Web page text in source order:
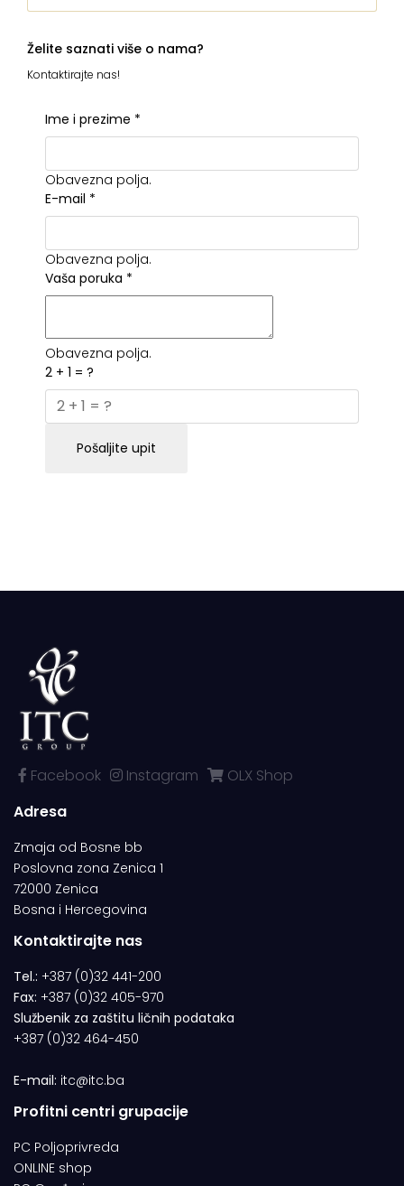
Želite saznati više o nama?
Kontaktirajte nas!
Ime i prezime *
Obavezna polja.
E-mail *
Obavezna polja.
Vaša poruka *
Obavezna polja.
2 + 1 = ?
Pošaljite upit
Facebook Instagram
OLX Shop
Adresa
Zmaja od Bosne bb
Poslovna zona Zenica 1
72000 Zenica
Bosna i Hercegovina
Kontaktirajte nas
Tel.: +387 (0)32 441-200
Fax: +387 (0)32 405-970
Službenik za zaštitu ličnih podataka
+387 (0)32 464-450
E-mail: itc@itc.ba
Profitni centri grupacije
PC Poljoprivreda
ONLINE shop